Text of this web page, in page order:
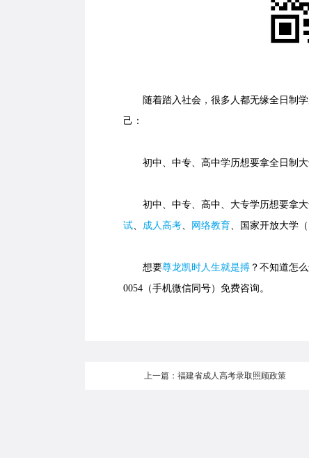
随着踏入社会，很多人都无缘全日制学
己：
初中、中专、高中学历想要拿全日制大
初中、中专、高中、大专学历想要拿大
试、 成人高考、 网络教育、国家开放大学
想要尊龙凯时人生就是搏 ？不知道怎
0054（手机微信同号）免费咨询。
上一篇：福建省成人高考录取照顾政策